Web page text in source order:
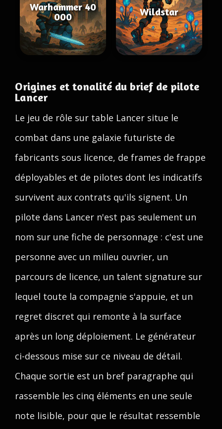
Warhammer 40
000
Wildstar
Origines et tonalité du brief de pilote
Lancer
Le jeu de rôle sur table Lancer situe le
combat dans une galaxie futuriste de
fabricants sous licence, de frames de frappe
déployables et de pilotes dont les indicatifs
survivent aux contrats qu'ils signent. Un
pilote dans Lancer n'est pas seulement un
nom sur une fiche de personnage : c'est une
personne avec un milieu ouvrier, un
parcours de licence, un talent signature sur
lequel toute la compagnie s'appuie, et un
regret discret qui remonte à la surface
après un long déploiement. Le générateur
ci-dessous mise sur ce niveau de détail.
Chaque sortie est un bref paragraphe qui
rassemble les cinq éléments en une seule
note lisible, pour que le résultat ressemble